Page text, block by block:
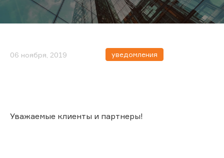
06 ноября, 2019 уведомления
Уважаемые клиенты и партнеры!